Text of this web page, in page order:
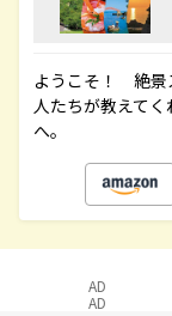
ようこそ！ 絶景
人たちが教えて
へ。
AD
AD